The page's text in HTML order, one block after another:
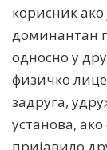
корисник ако
доминантан
односно у
физичко лице
задруга,
установа,